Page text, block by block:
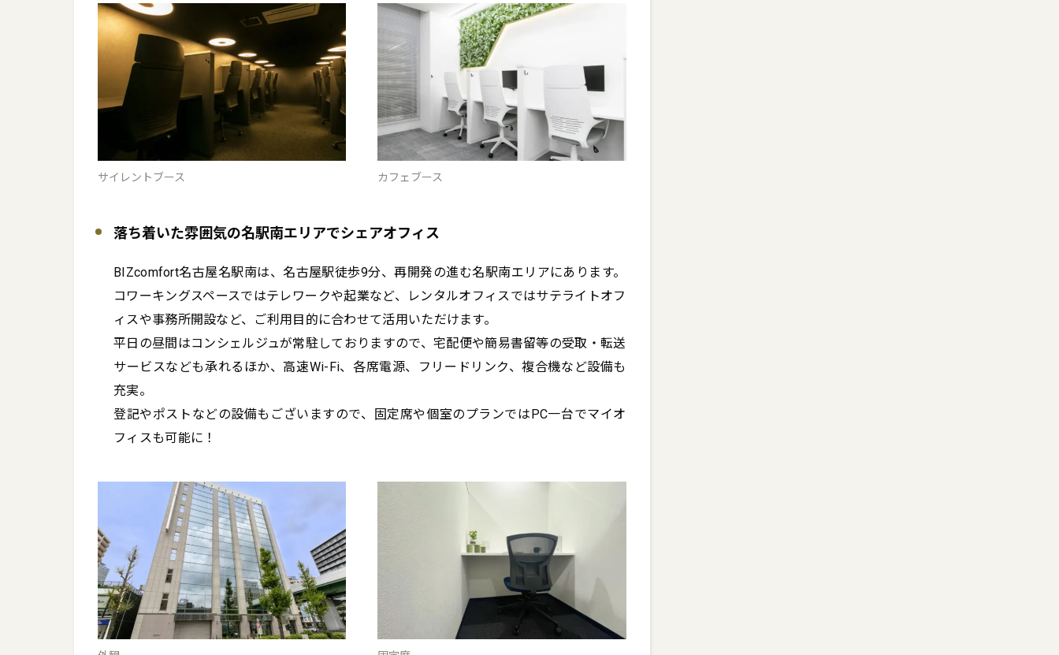
サイレントブース カフェブース
落ち着いた雰囲気の名駅南エリアでシェアオフィス
BIZcomfort名古屋名駅南は、名古屋駅徒歩9分、再開発の進む名駅南エリアにあります。
コワーキングスペースではテレワークや起業など、レンタルオフィスではサテライトオフ
ィスや事務所開設など、ご利用目的に合わせて活用いただけます。
平日の昼間はコンシェルジュが常駐しておりますので、宅配便や簡易書留等の受取・転送
サービスなども承れるほか、高速Wi-Fi、各席電源、フリードリンク、複合機など設備も
充実。
登記やポストなどの設備もございますので、固定席や個室のプランではPC一台でマイオ
フィスも可能に！